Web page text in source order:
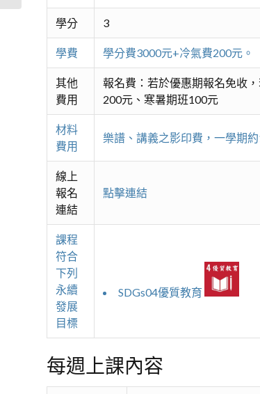
學分 3
學費 學分費3000元+冷氣費200元。
其他
費用
報名費：若於優惠期報名免收
200元、寒暑期班100元
材料
費用
樂譜、講義之影印費，一學期約
線上
報名
連結
點擊連結
課程
符合
下列
永續
發展
目標
SDGs04優質教育
每週上課內容